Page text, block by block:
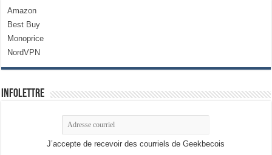
Amazon
Best Buy
Monoprice
NordVPN
Infolettre
J’accepte de recevoir des courriels de Geekbecois